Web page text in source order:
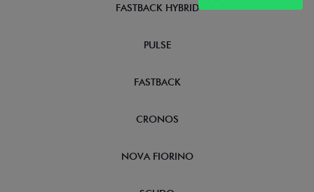
FASTBACK HYBRID
PULSE
FASTBACK
CRONOS
NOVA FIORINO